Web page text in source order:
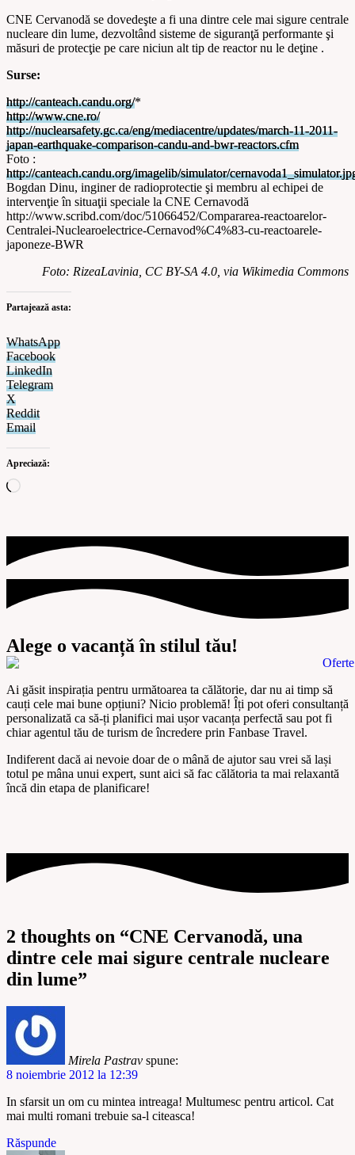
CNE Cervanodă se dovedeşte a fi una dintre cele mai sigure centrale
nucleare din lume, dezvoltând sisteme de siguranţă performante şi
măsuri de protecţie pe care niciun alt tip de reactor nu le deţine .
Surse:
http://canteach.candu.org/*
http://www.cne.ro/
http://nuclearsafety.gc.ca/eng/mediacentre/updates/march-11-2011-
japan-earthquake-comparison-candu-and-bwr-reactors.cfm
Foto :
http://canteach.candu.org/imagelib/simulator/
Bogdan Dinu, inginer de radioprotectie şi membru al echipei de
intervenţie în situaţii speciale la CNE Cernavodă
http://www.scribd.com/doc/51066452/Compararea-reactoarelor-
Centralei-Nuclearoelectrice-Cernavod%C4%83-cu-reactoarele-
japoneze-BWR
Foto: RizeaLavinia, CC BY-SA 4.0, via Wikimedia Commons
Partajează asta:
WhatsApp
Facebook
LinkedIn
Telegram
X
Reddit
Email
Apreciază:
Alege o vacanță în stilul tău!
Ai găsit inspirația pentru următoarea ta călătorie, dar nu ai timp să
cauți cele mai bune opțiuni? Nicio problemă! Îți pot oferi consultanță
personalizată ca să-ți planifici mai ușor vacanța perfectă sau pot fi
chiar agentul tău de turism de încredere prin Fanbase Travel.
Indiferent dacă ai nevoie doar de o mână de ajutor sau vrei să lași
totul pe mâna unui expert, sunt aici să fac călătoria ta mai relaxantă
încă din etapa de planificare!
2 thoughts on “CNE Cervanodă, una
dintre cele mai sigure centrale nucleare
din lume”
Mirela Pastrav spune:
8 noiembrie 2012 la 12:39
In sfarsit un om cu mintea intreaga! Multumesc pentru articol. Cat
mai multi romani trebuie sa-l citeasca!
Răspunde